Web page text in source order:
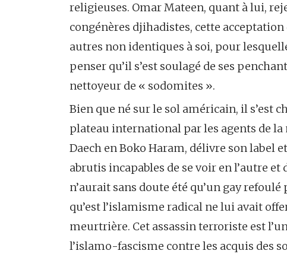
religieuses. Omar Mateen, quant à lui,
congénères djihadistes, cette
autres non identiques à soi, pour
penser qu’il s’est soulagé de ses
nettoyeur de « sodomites ».
Bien que né sur le sol américain, il s’est
plateau international par les agents de
Daech en Boko Haram, délivre son label
abrutis incapables de se voir en l’autre
n’aurait sans doute été qu’un gay
qu’est l’islamisme radical ne lui avait
meurtrière. Cet assassin terroriste est
l’islamo-fascisme contre les acquis des